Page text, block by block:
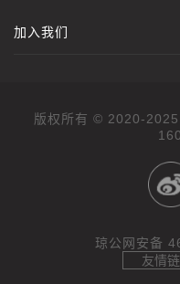
加入我们
版权所有 © 2020-2025
琼公网安备